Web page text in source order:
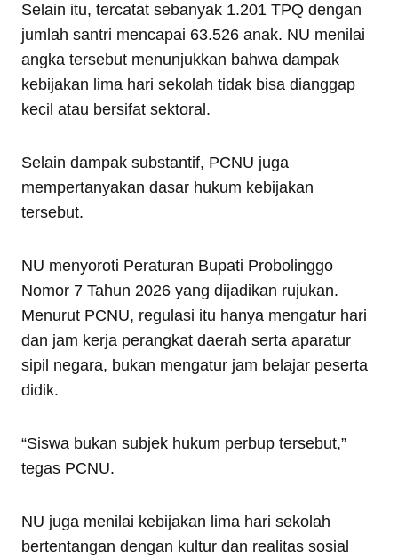
Selain itu, tercatat sebanyak 1.201 TPQ dengan
jumlah santri mencapai 63.526 anak. NU menilai
angka tersebut menunjukkan bahwa dampak
kebijakan lima hari sekolah tidak bisa dianggap
kecil atau bersifat sektoral.
Selain dampak substantif, PCNU juga
mempertanyakan dasar hukum kebijakan
tersebut.
NU menyoroti Peraturan Bupati Probolinggo
Nomor 7 Tahun 2026 yang dijadikan rujukan.
Menurut PCNU, regulasi itu hanya mengatur hari
dan jam kerja perangkat daerah serta aparatur
sipil negara, bukan mengatur jam belajar peserta
didik.
“Siswa bukan subjek hukum perbup tersebut,”
tegas PCNU.
NU juga menilai kebijakan lima hari sekolah
bertentangan dengan kultur dan realitas sosial